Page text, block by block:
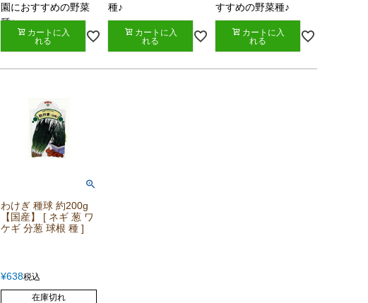
園におすすめの野菜
種♪
カートに入
れる
種♪
カートに入
れる
すすめの野菜種♪
カートに入
れる
わけぎ 種球 約200g
【国産】 [ ネギ 葱 ワ
ケギ 分葱 球根 種 ]
¥638税込
在庫切れ